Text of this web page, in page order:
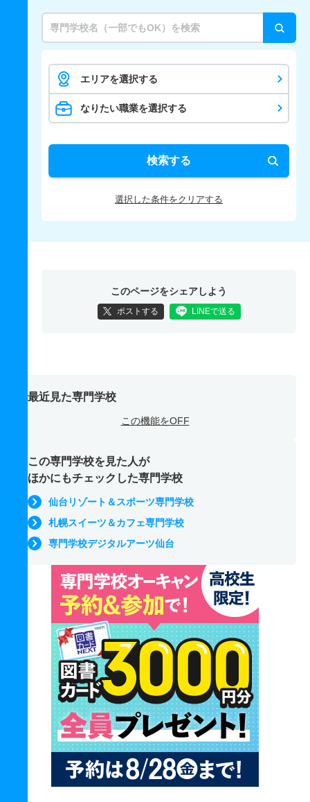
エリアを選択する
なりたい職業を選択する
検索する
選択した条件をクリアする
このページをシェアしよう
ポストする LINEで送る
最近見た専門学校
この機能をOFF
この専門学校を見た人が
ほかにもチェックした専門学校
仙台リゾート＆スポーツ専門学校
札幌スイーツ＆カフェ専門学校
専門学校デジタルアーツ仙台